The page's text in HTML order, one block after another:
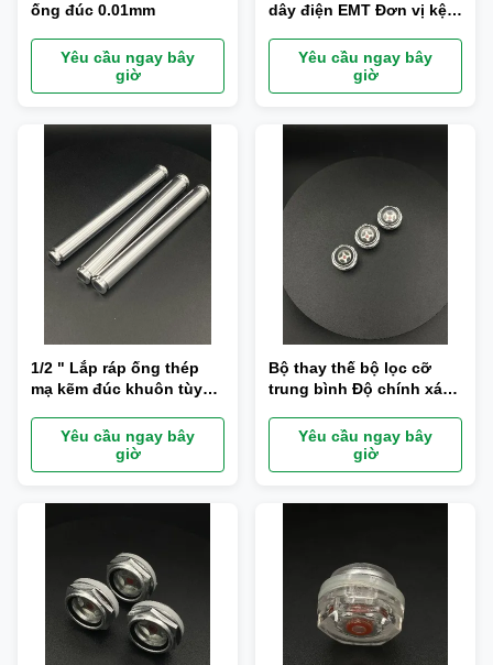
ống đúc 0.01mm
Yêu cầu ngay bây
giờ
dây điện EMT Đơn vị kệ
bốn chân
Yêu cầu ngay bây
giờ
1/2 " Lắp ráp ống thép
mạ kẽm đúc khuôn tùy
Yêu cầu ngay bây
giờ
Bộ thay thế bộ lọc cỡ
trung bình Độ chính xác
Yêu cầu ngay bây
giờ